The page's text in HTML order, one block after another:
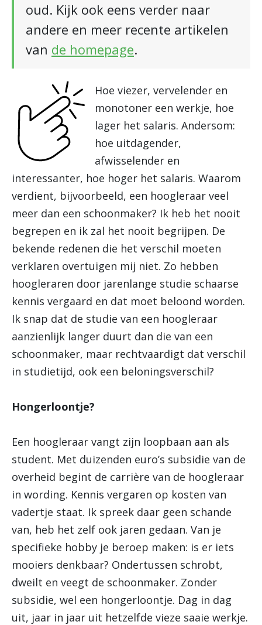
oud. Kijk ook eens verder naar
andere en meer recente artikelen
van de homepage.
Hoe viezer, vervelender en
monotoner een werkje, hoe
lager het salaris. Andersom:
hoe uitdagender,
afwisselender en
interessanter, hoe hoger het salaris. Waarom
verdient, bijvoorbeeld, een hoogleraar veel
meer dan een schoonmaker? Ik heb het nooit
begrepen en ik zal het nooit begrijpen. De
bekende redenen die het verschil moeten
verklaren overtuigen mij niet. Zo hebben
hoogleraren door jarenlange studie schaarse
kennis vergaard en dat moet beloond worden.
Ik snap dat de studie van een hoogleraar
aanzienlijk langer duurt dan die van een
schoonmaker, maar rechtvaardigt dat verschil
in studietijd, ook een beloningsverschil?
Hongerloontje?
Een hoogleraar vangt zijn loopbaan aan als
student. Met duizenden euro’s subsidie van de
overheid begint de carrière van de hoogleraar
in wording. Kennis vergaren op kosten van
vadertje staat. Ik spreek daar geen schande
van, heb het zelf ook jaren gedaan. Van je
specifieke hobby je beroep maken: is er iets
mooiers denkbaar? Ondertussen schrobt,
dweilt en veegt de schoonmaker. Zonder
subsidie, wel een hongerloontje. Dag in dag
uit, jaar in jaar uit hetzelfde vieze saaie werkje.